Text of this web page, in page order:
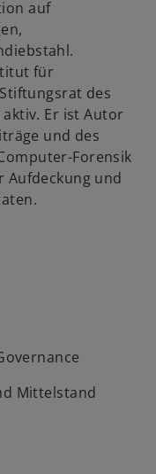
auf
für
des
Er ist Autor
und des
Forensik
Aufdeckung und
Mittelstand